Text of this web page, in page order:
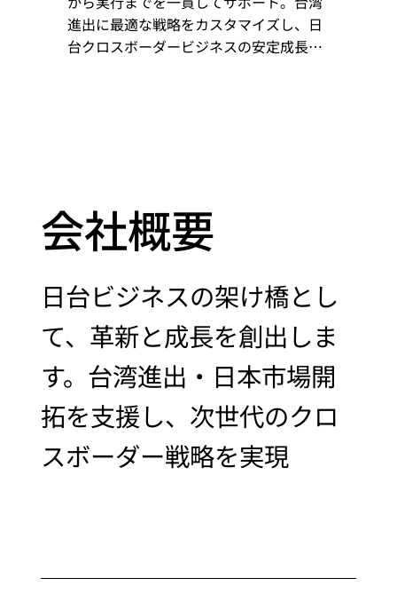
進出に最適な戦略をカスタマイズし、日
台クロスボーダービジネスの安定成長と
会社概要
日台ビジネスの架け橋とし
て、革新と成長を創出しま
す。台湾進出・日本市場開
拓を支援し、次世代のクロ
スボーダー戦略を実現